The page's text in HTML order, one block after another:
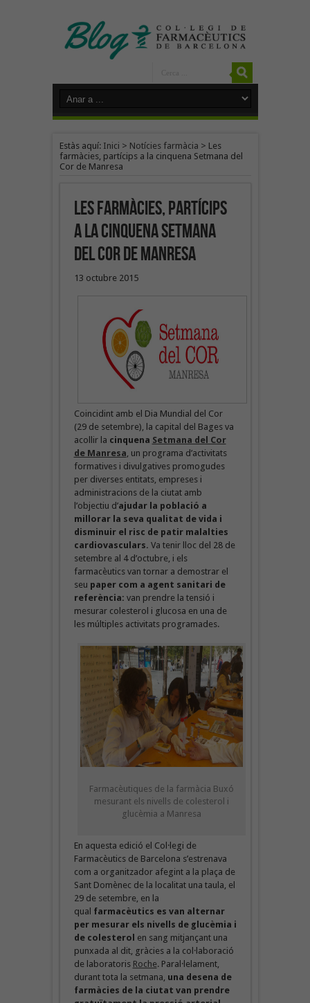
Estàs aquí: Inici > Notícies farmàcia > Les
farmàcies, partícips a la cinquena Setmana del
Cor de Manresa
Les farmàcies, partícips
a la cinquena Setmana
del Cor de Manresa
13 octubre 2015
Coincidint amb el Dia Mundial del Cor
(29 de setembre), la capital del Bages va
acollir la cinquena Setmana del Cor
de Manresa , un programa d’activitats
formatives i divulgatives promogudes
per diverses entitats, empreses i
administracions de la ciutat amb
l’objectiu d’ajudar la població a
millorar la seva qualitat de vida i
disminuir el risc de patir malalties
cardiovasculars. Va tenir lloc del 28 de
setembre al 4 d’octubre, i els
farmacèutics van tornar a demostrar el
seu paper com a agent sanitari de
referència: van prendre la tensió i
mesurar colesterol i glucosa en una de
les múltiples activitats programades.
Farmacèutiques de la farmàcia Buxó
mesurant els nivells de colesterol i
glucèmia a Manresa
En aquesta edició el Col·legi de
Farmacèutics de Barcelona s’estrenava
com a organitzador afegint a la plaça de
Sant Domènec de la localitat una taula, el
29 de setembre, en la
qual farmacèutics es van alternar
per mesurar els nivells de glucèmia i
de colesterol en sang mitjançant una
punxada al dit, gràcies a la col·laboració
de laboratoris Roche. Paral·lelament,
durant tota la setmana, una desena de
farmàcies de la ciutat van prendre